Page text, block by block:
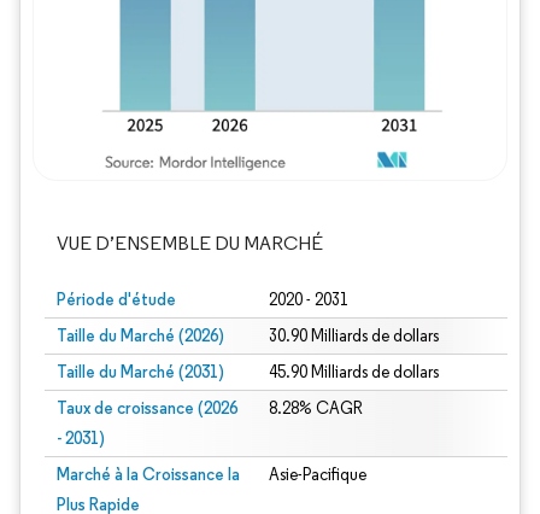
VUE D’ENSEMBLE DU MARCHÉ
Période d'étude 2020 - 2031
Taille du Marché (2026) 30.90 Milliards de dollars
Taille du Marché (2031) 45.90 Milliards de dollars
Taux de croissance (2026
- 2031)
8.28% CAGR
Marché à la Croissance la
Plus Rapide
Asie-Pacifique